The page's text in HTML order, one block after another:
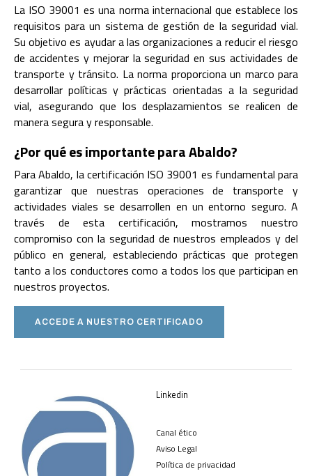
La ISO 39001 es una norma internacional que establece los
requisitos para un sistema de gestión de la seguridad vial.
Su objetivo es ayudar a las organizaciones a reducir el riesgo
de accidentes y mejorar la seguridad en sus actividades de
transporte y tránsito. La norma proporciona un marco para
desarrollar políticas y prácticas orientadas a la seguridad
vial, asegurando que los desplazamientos se realicen de
manera segura y responsable.
¿Por qué es importante para Abaldo?
Para Abaldo, la certificación ISO 39001 es fundamental para
garantizar que nuestras operaciones de transporte y
actividades viales se desarrollen en un entorno seguro. A
través de esta certificación, mostramos nuestro
compromiso con la seguridad de nuestros empleados y del
público en general, estableciendo prácticas que protegen
tanto a los conductores como a todos los que participan en
nuestros proyectos.
ACCEDE A NUESTRO CERTIFICADO
Linkedin
Canal ético
Aviso Legal
Política de privacidad